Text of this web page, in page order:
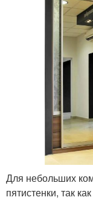
Для небольших
пятистенки, так